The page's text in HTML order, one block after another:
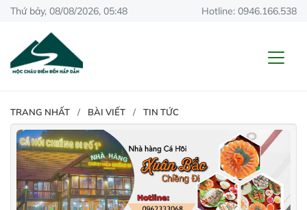
Thứ bảy, 08/08/2026, 05:48 Hotline: 0946.166.538
TRANG NHẤT BÀI VIẾT TIN TỨC